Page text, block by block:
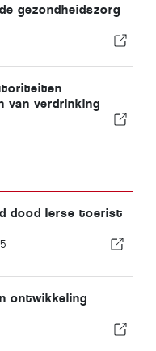
gezondheidszorg
van verdrinking
dood Ierse toerist
ontwikkeling